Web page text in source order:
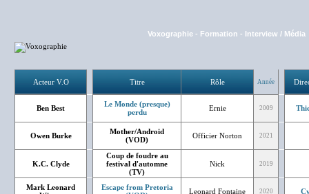
Voxographie - Formation - Interview / Média
Acteur V.O Titre Rôle Année
Ben Best
Le Monde (presque)
perdu
Ernie 2009
Owen Burke
Mother/Android
(VOD)
Officier Norton 2021
K.C. Clyde
Coup de foudre au
festival d'automne
(TV)
Nick 2019
Mark Leonard
Escape from Pretoria
Leonard Fontaine 2020